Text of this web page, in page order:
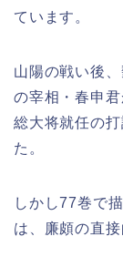
ています。
山陽の戦い後
の宰相・春申
総大将就任の
た。
しかし77巻で
は、廉頗の直